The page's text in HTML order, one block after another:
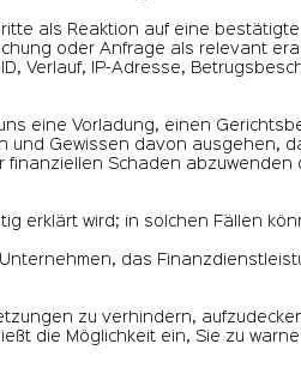
als Reaktion auf eine
oder Anfrage als relevant
Verlauf, IP-Adresse,
eine Vorladung, einen
und Gewissen davon ausgehen,
Schaden abzuwenden
erklärt wird; in solchen Fällen
das
zu verhindern,
die Möglichkeit ein, Sie zu